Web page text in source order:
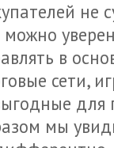
не
можно
в
сети,
для
мы